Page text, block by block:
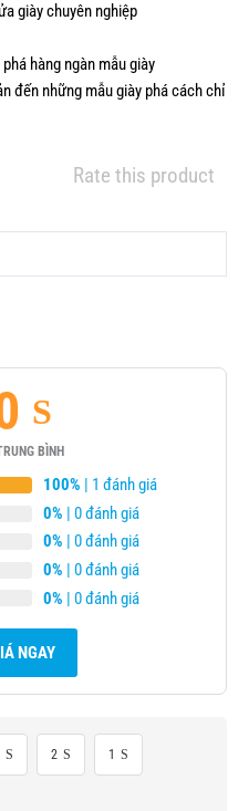
giày chuyên nghiệp
hàng ngàn mẫugiày
đến những mẫu giày phá cách chỉ
Rate this product
BÌNH
100% | 1 đánh giá
0% | 0 đánh giá
0% | 0 đánh giá
0% | 0 đánh giá
0% | 0 đánh giá
NGAY
2 1